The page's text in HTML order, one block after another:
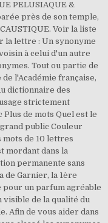
PELUSIAQUE &
près de son temple,
Voir la liste
la lettre : Un synonyme
à celui d'un autre
Tout ou partie de
l'Académie française,
dictionnaire des
strictement
de mots Quel est le
public Couleur
mots de 10 lettres
mordant dans la
permanente sans
de Garnier, la 1ère
pour un parfum agréable
de la qualité du
Afin de vous aider dans